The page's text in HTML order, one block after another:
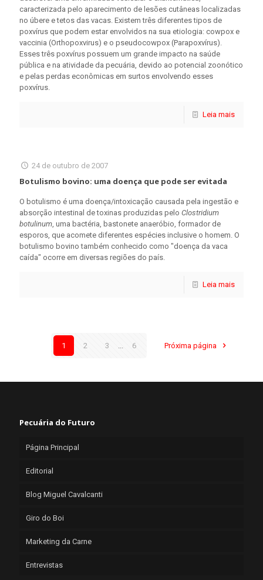
caracterizada pelo aparecimento de lesões cutâneas localizadas
no úbere e tetos das vacas. Existem três diferentes tipos de
poxvírus que podem estar envolvidos na sua etiologia: cowpox e
vaccinia (Orthopoxvirus) e o pseudocowpox (Parapoxvírus).
Esses três poxvírus possuem um grande impacto na saúde
pública e na atividade da pecuária, devido ao potencial zoonótico
e pelas perdas econômicas em surtos envolvendo esses
poxvírus.
Leia mais
24 de outubro de 2007
Botulismo bovino: uma doença que pode ser evitada
O botulismo é uma doença/intoxicação causada pela ingestão e
absorção intestinal de toxinas produzidas pelo Clostridium
botulinum , uma bactéria, bastonete anaeróbio, formador de
esporos, que acomete diferentes espécies inclusive o homem. O
botulismo bovino também conhecido como "doença da vaca
caída" ocorre em diversas regiões do país.
Leia mais
1 2 3 6 Próxima página
Pecuária do Futuro
Página Principal
Editorial
Blog Miguel Cavalcanti
Giro do Boi
Marketing da Carne
Entrevistas